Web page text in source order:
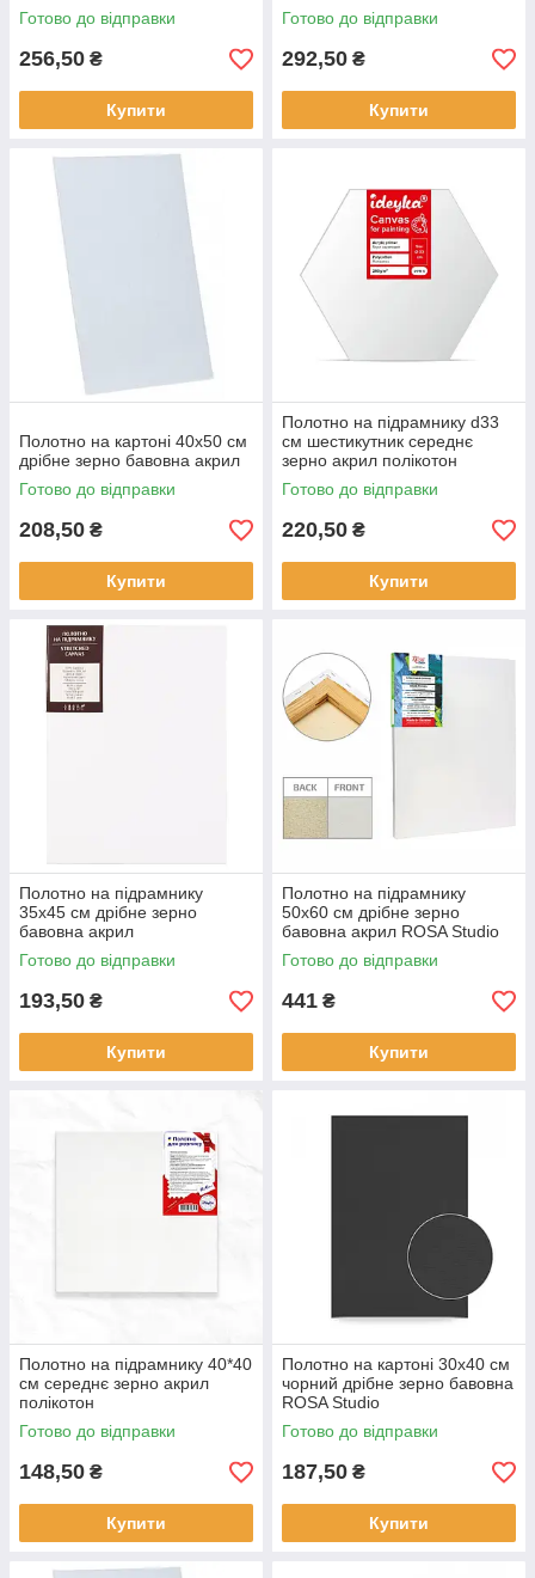
Готово до відправки
256,50 ₴
Купити
Готово до відправки
292,50 ₴
Купити
Полотно на картоні 40х50 см
дрібне зерно бавовна акрил
Готово до відправки
208,50 ₴
Купити
Полотно на підрамнику d33
см шестикутник середнє
зерно акрил полікотон
Готово до відправки
220,50 ₴
Купити
Полотно на підрамнику
35х45 см дрібне зерно
бавовна акрил
Готово до відправки
193,50 ₴
Купити
Полотно на підрамнику
50х60 см дрібне зерно
бавовна акрил ROSA Studio
Готово до відправки
441 ₴
Купити
Полотно на підрамнику 40*40
см середнє зерно акрил
полікотон
Готово до відправки
148,50 ₴
Купити
Полотно на картоні 30х40 см
чорний дрібне зерно бавовна
ROSA Studio
Готово до відправки
187,50 ₴
Купити